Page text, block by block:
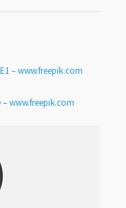
– www.freepik.com
www.freepik.com